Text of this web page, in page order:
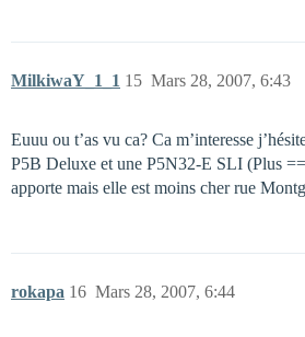
MilkiwaY_1_1 Mars 28, 2007, 6:43
15
Euuu ou t’as vu ca? Ca m’interesse
P5B Deluxe et une P5N32-E SLI (Plus
apporte mais elle est moins cher rue
rokapa Mars 28, 2007, 6:44
16